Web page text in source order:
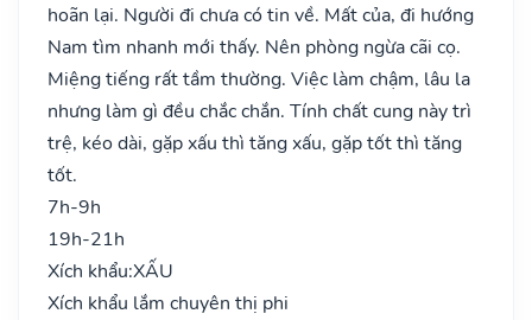
hoãn lại. Người đi chưa có tin về. Mất của, đi hướng
Nam tìm nhanh mới thấy. Nên phòng ngừa cãi cọ.
Miệng tiếng rất tầm thường. Việc làm chậm, lâu la
nhưng làm gì đều chắc chắn. Tính chất cung này trì
trệ, kéo dài, gặp xấu thì tăng xấu, gặp tốt thì tăng
tốt.
7h-9h
19h-21h
Xích khẩu:XẤU
Xích khẩu lắm chuyên thị phi